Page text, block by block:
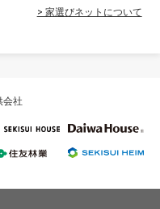
> 家選びネットについて
会社